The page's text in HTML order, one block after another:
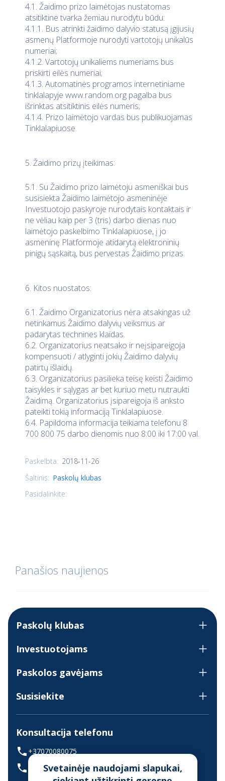
4.1. Žaidimo prizo laimėtojas nustatomas
atsitiktine tvarka žemiau nurodytu būdu:
4.1.1. Bus atrinkti žaidimo dalyvio statusą įgijusių
asmenų Platformoje nurodyti vartotojų unikalūs
numeriai;
4.1.2. Vartotojų unikaliems numeriams bus
priskirti eilės numeriai;
4.1.3. Automatinės programos internetiniame
tinklalapyje www.random.org pagalba bus
išrinktas atsitiktinis eilės numeris;
4.1.4. Prizo laimėtojo vardas bus publikuojamas
Tinklalapiuose.
5. Žaidimo prizų įteikimas:
5.1. Su Žaidimo prizo laimėtoju asmeniškai bus
susisiekta Žaidimo laimėtojo asmeninėje
Investuotojo paskyroje nurodytais kontaktais ir
ne vėliau kaip per 3 (tris) darbo dienas nuo
laimėtojo paskelbimo Tinklalapiuose, į jo
asmeninę Platformoje atidarytą elektroninių
pinigų sąskaitą, bus pervestas Žaidimo prizas.
6. Kitos nuostatos:
6.1. Žaidimo Organizatorius nėra atsakingas už
netinkamus Žaidimo dalyvių veiksmus ar
padarytas technines klaidas.
6.2. Organizatorius neatsako ir neįsipareigoja
kompensuoti / atlyginti jokių Žaidimo dalyvių
patirtų išlaidų.
6.3. Organizatorius pasilieka teisę keisti Žaidimo
taisykles ir sąlygas ar bet kuriuo metu nutraukti
Žaidimą. Organizatorius įsipareigoja iš anksto
pateikti tokią informaciją Tinklalapiuose.
6.4. Papildoma informacija teikiama telefonu 8
700 800 75 darbo dienomis nuo 8:00 iki 17:00 val.
Paskelbta: 2018-11-26
Šaltinis: Paskolų klubas
Pasidalinkite:
Panašios naujienos
Paskolų klubas
Investuotojams
Paskolos gavėjams
Susisiekite
Konsultacija telefonu
+37070080075
(skambinant iš užsienio +37068700300)
Svetainėje naudojami slapukai,